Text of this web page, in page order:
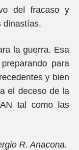
del fracaso y
dinastías.
la guerra. Esa
para
y bien
el deceso de la
tal como las
R. Anacona.